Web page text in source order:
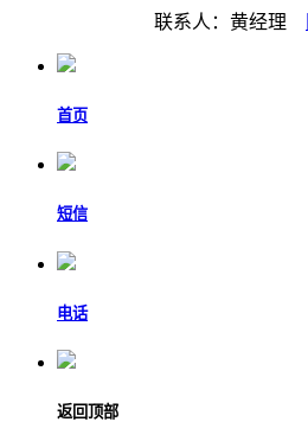
联系人：黄经理
首页
短信
电话
返回顶部